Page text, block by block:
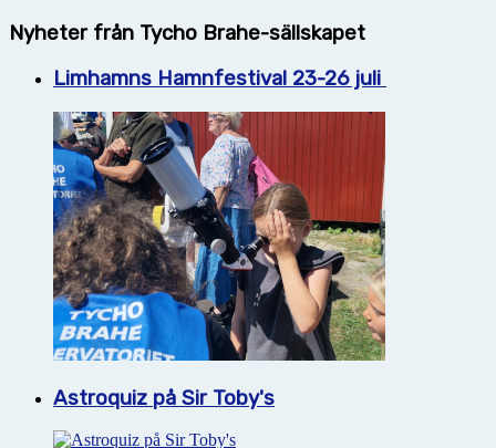
Nyheter från Tycho Brahe-sällskapet
Limhamns Hamnfestival 23-26 juli
Astroquiz på Sir Toby's